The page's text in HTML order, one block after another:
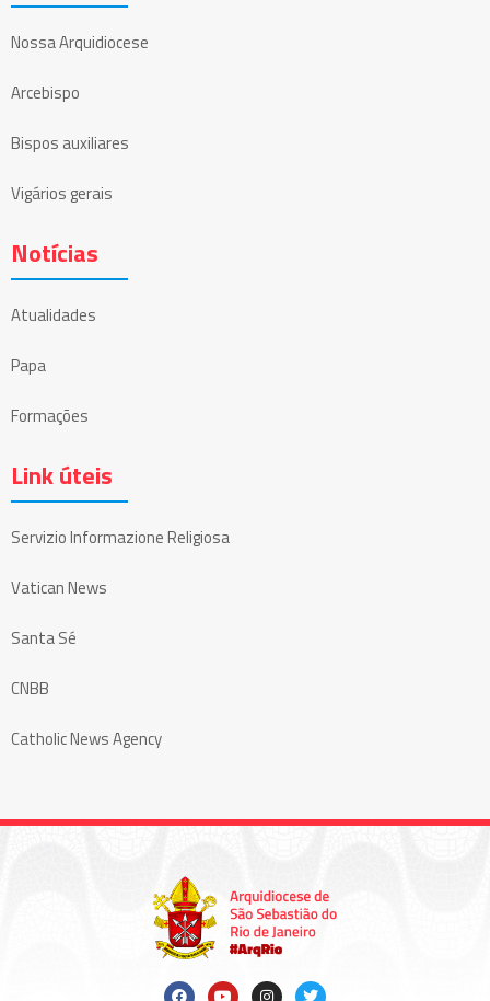
Nossa Arquidiocese
Arcebispo
Bispos auxiliares
Vigários gerais
Notícias
Atualidades
Papa
Formações
Link úteis
Servizio Informazione Religiosa
Vatican News
Santa Sé
CNBB
Catholic News Agency